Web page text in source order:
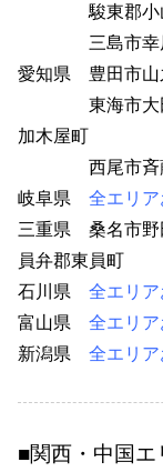
駿東郡小
三島市幸
愛知県 豊田市山
東海市大田町
加木屋町
西尾市斉
岐阜県 全エリ
三重県 桑名市野
員弁郡東員町
石川県
全エリ
富山県
全エリ
新潟県
全エリ
■関西・中国エ